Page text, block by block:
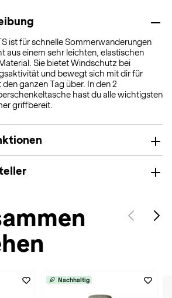
ist für schnelle Sommerwanderungen
aus einem sehr leichten, elastischen
Sie bietet Windschutz bei
und bewegt sich mit dir für
ganzen Tag über. In den 2
hast du alle wichtigsten
griffbereit.
Nachhaltig